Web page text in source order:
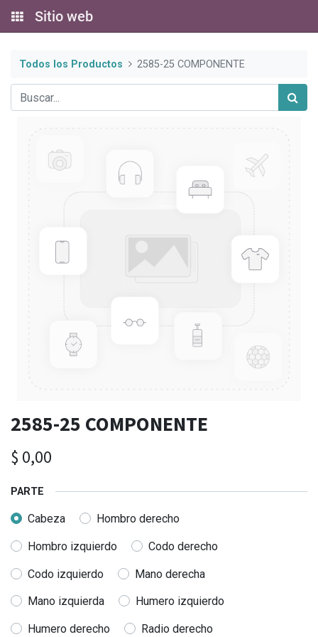
Sitio web
Todos los Productos 2585-25 COMPONENTE
2585-25 COMPONENTE
$ 0,00
PARTE
Cabeza Hombro derecho
Hombro izquierdo Codo derecho
Codo izquierdo Mano derecha
Mano izquierda Humero izquierdo
Humero derecho Radio derecho